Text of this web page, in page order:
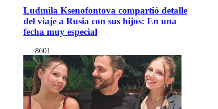
Ludmila Ksenofontova compartió detalle
del viaje a Rusia con sus hijos: En una
fecha muy especial
8601